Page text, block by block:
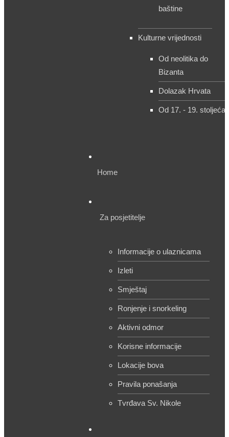
baštine
Kulturne vrijednosti
Od neolitika do
Bizanta
Dolazak Hrvata
Od 17. - 19. stoljeća
Home
Za posjetitelje
Informacije o ulaznicama
Izleti
Smještaj
Ronjenje i snorkeling
Aktivni odmor
Korisne informacije
Lokacije bova
Pravila ponašanja
Tvrđava Sv. Nikole